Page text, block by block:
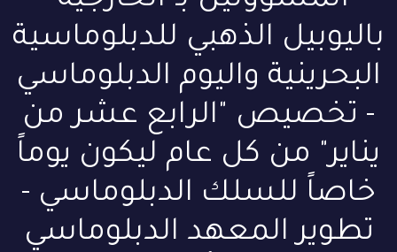
باليوبيل الذهبي للدبلوماسية
البحرينية واليوم الدبلوماسي
- تخصيص "الرابع عشر من
يناير" من كل عام ليكون يوماً
خاصاً للسلك الدبلوماسي -
تطوير المعهد الدبلوماسي